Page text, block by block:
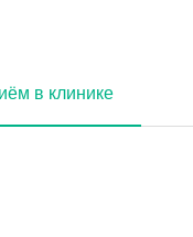
в клинике